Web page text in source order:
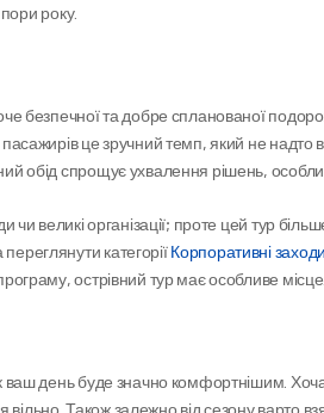
року.
безпечної та добре спланованої
це зручний темп, який не
обід спрощує ухвалення рішень,
чи великі організації; проте цей тур
категорії Корпоративні заходи
острівний тур має особливе місце.
ваш день буде значно комфортнішим.
Також залежно від сезону варто